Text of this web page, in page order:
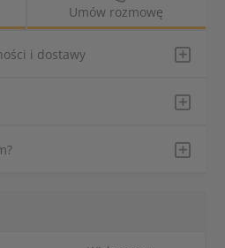
Umów rozmowę
i dostawy